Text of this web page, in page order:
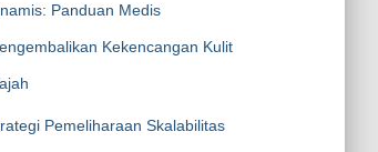
Panduan Medis
Kekencangan Kulit
Pemeliharaan Skalabilitas